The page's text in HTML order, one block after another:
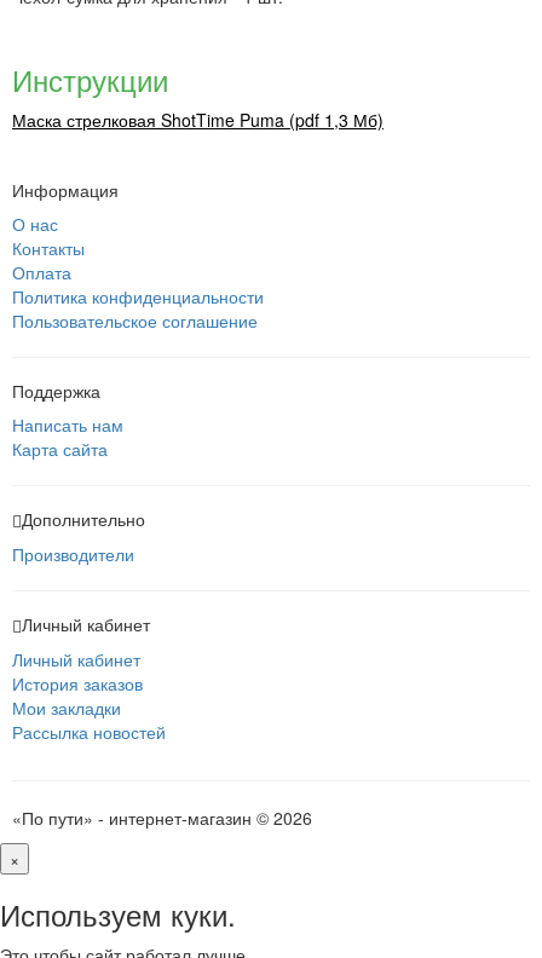
Инструкции
Маска стрелковая ShotTime Puma (pdf 1,3 Мб)
Информация
О нас
Контакты
Оплата
Политика конфиденциальности
Пользовательское соглашение
Поддержка
Написать нам
Карта сайта
Дополнительно
Производители
Личный кабинет
Личный кабинет
История заказов
Мои закладки
Рассылка новостей
«По пути» - интернет-магазин © 2026
×
Используем куки.